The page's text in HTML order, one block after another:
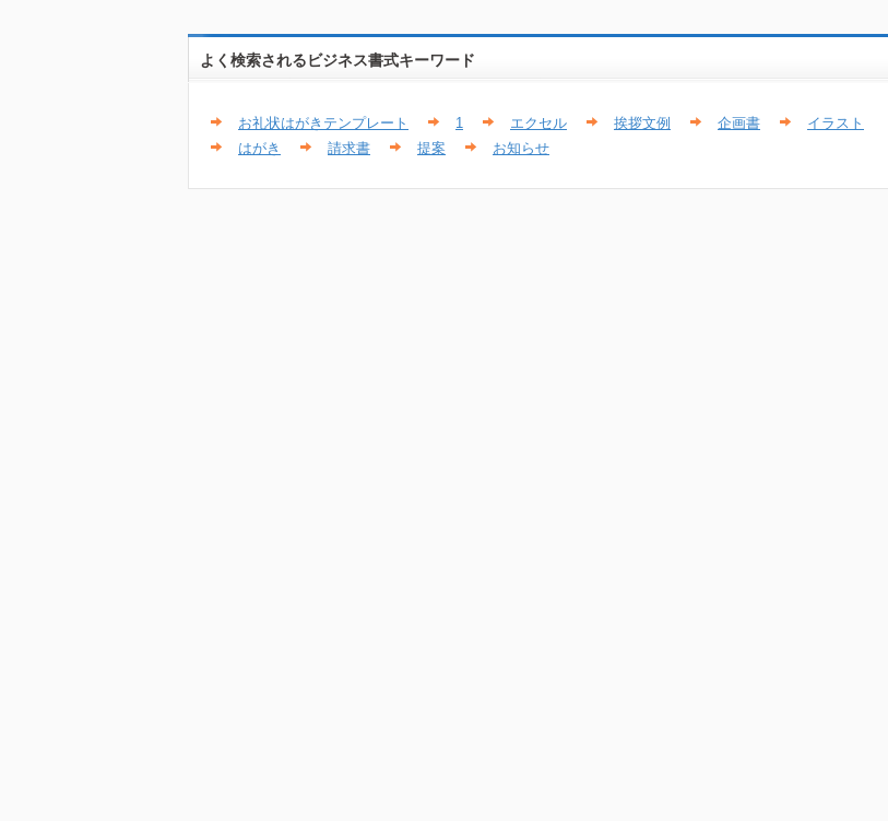
よく検索されるビジネス書式キーワード
お礼状はがきテンプレート 1 エクセル 挨拶文例 企画書
イラスト
はがき
請求書 提案 お知らせ